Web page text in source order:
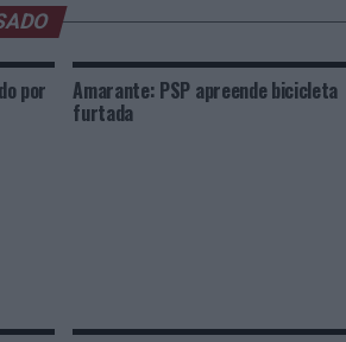
por Amarante: PSP apreende bicicleta
furtada